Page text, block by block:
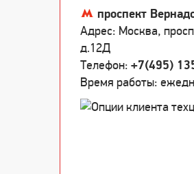
проспект
Адрес: Москва,
д.12Д
Телефон: +7(495)
Время работы: